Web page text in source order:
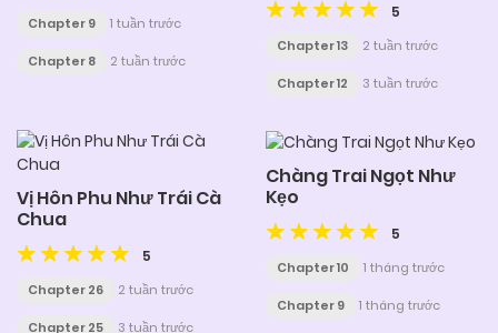
Chapter 9 1 tuần trước
Chapter 8 2 tuần trước
5
Chapter 13 2 tuần trước
Chapter 12 3 tuần trước
Vị Hôn Phu Như Trái Cà
Chua
5
Chapter 26 2 tuần trước
Chapter 25 3 tuần trước
Chàng Trai Ngọt Như
Kẹo
5
Chapter 10 1 tháng trước
Chapter 9 1 tháng trước